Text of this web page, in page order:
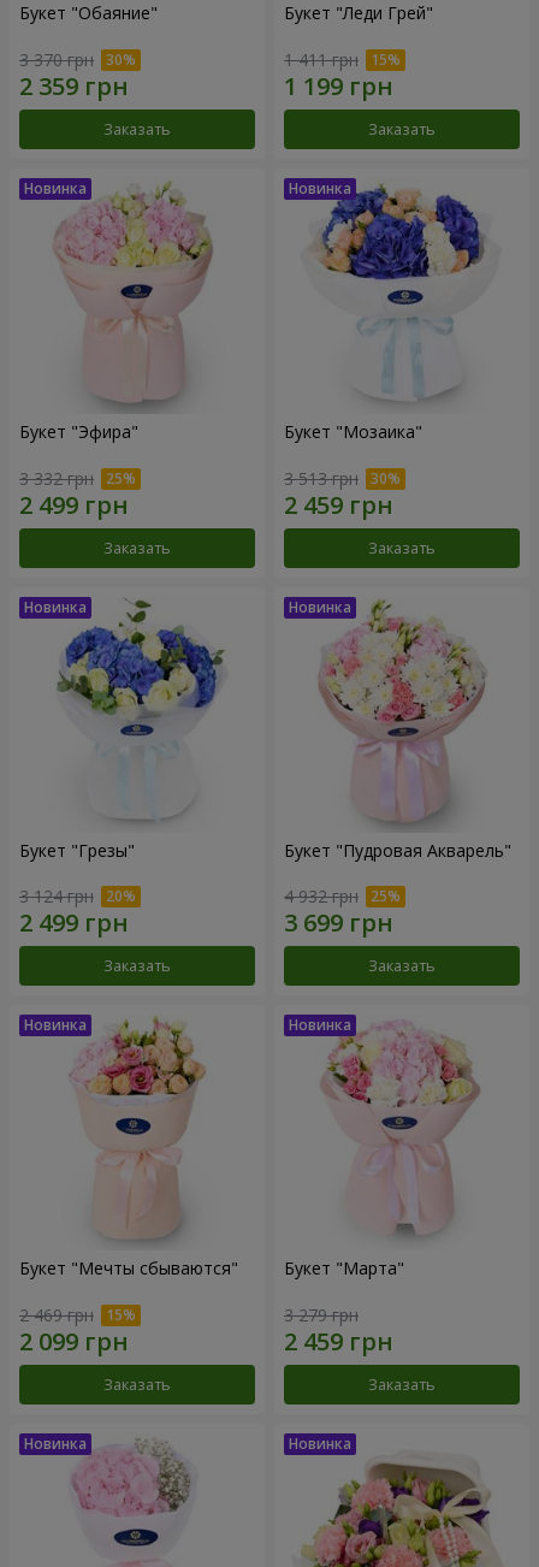
Букет "Обаяние"
3 370 грн
Заказать
Букет "Леди Грей"
1 411 грн
Заказать
Букет "Эфира"
3 332 грн
Заказать
Букет "Мозаика"
3 513 грн
Заказать
Букет "Грезы"
3 124 грн
Заказать
Букет "Пудровая Акварель"
4 932 грн
Заказать
Букет "Мечты сбываются"
2 469 грн
Заказать
Букет "Марта"
3 279 грн
Заказать